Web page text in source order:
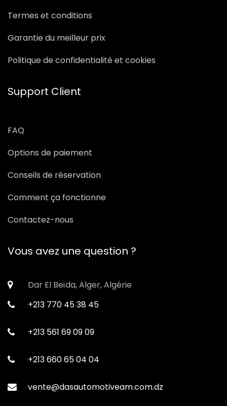
Termes et conditions
Garantie du meilleur prix
Politique de confidentialité et cookies
Support Client
FAQ
Options de paiement
Conseils de réservation
Comment ça fonctionne
Contactez-nous
Vous avez une question ?
Dar El Beïda, Alger, Algérie
+213 770 45 38 45
+213 561 69 09 09
+213 660 65 04 04
vente@dasautomotiveam.com.dz